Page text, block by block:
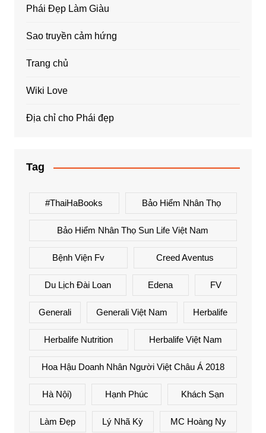
Phái Đẹp Làm Giàu
Sao truyền cảm hứng
Trang chủ
Wiki Love
Địa chỉ cho Phái đẹp
Tag
#ThaiHaBooks Bảo Hiểm Nhân Thọ
Bảo Hiểm Nhân Thọ Sun Life Việt Nam
Bệnh Viện Fv Creed Aventus
Du Lịch Đài Loan Edena FV
Generali Generali Việt Nam Herbalife
Herbalife Nutrition Herbalife Việt Nam
Hoa Hậu Doanh Nhân Người Việt Châu Á 2018
Hà Nội) Hạnh Phúc Khách Sạn
Làm Đẹp Lý Nhã Kỳ MC Hoàng Ny